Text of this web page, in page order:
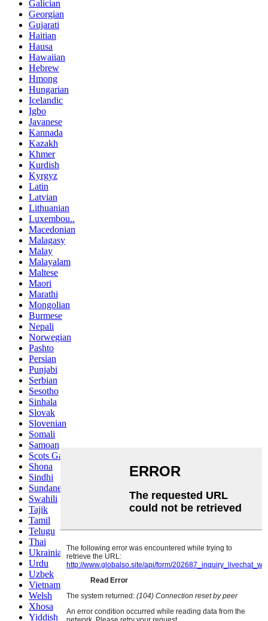
Galician
Georgian
Gujarati
Haitian
Hausa
Hawaiian
Hebrew
Hmong
Hungarian
Icelandic
Igbo
Javanese
Kannada
Kazakh
Khmer
Kurdish
Kyrgyz
Latin
Latvian
Lithuanian
Luxembou..
Macedonian
Malagasy
Malay
Malayalam
Maltese
Maori
Marathi
Mongolian
Burmese
Nepali
Norwegian
Pashto
Persian
Punjabi
Serbian
Sesotho
Sinhala
Slovak
Slovenian
Somali
Samoan
Scots Gaelic
Shona
Sindhi
Sundanese
Swahili
Tajik
Tamil
Telugu
Thai
Ukrainian
Urdu
Uzbek
Vietnamese
Welsh
Xhosa
Yiddish